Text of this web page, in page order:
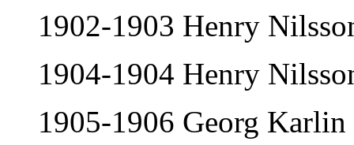
1902-1903 Henry
1904-1904 Henry
1905-1906 Georg Karlin